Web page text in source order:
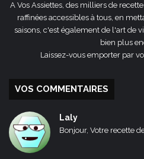
A Vos Assiettes, des milliers de
raffinées accessibles à tous, en
saisons, c'est également de l'art de
bien plus
Laissez-vous emporter par
VOS COMMENTAIRES
Laly
Bonjour, Votre recette